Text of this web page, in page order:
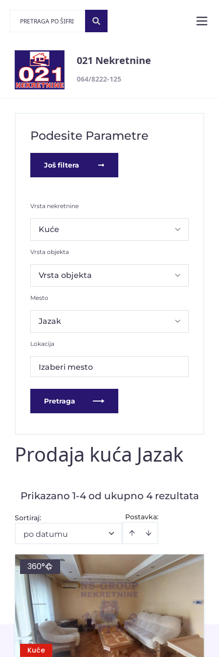
021 Nekretnine
064/8222-125
Podesite Parametre
Još filtera
Vrsta nekretnine
Vrsta objekta
Mesto
Lokacija
Izaberi mesto
Pretraga
Prodaja kuća Jazak
Prikazano 1-4 od ukupno 4 rezultata
Postavka:
Sortiraj:
po datumu
Kuće
360°